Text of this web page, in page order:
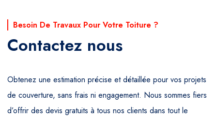
Besoin De Travaux Pour Votre Toiture ?
Contactez nous
Obtenez une estimation précise et détaillée pour vos projets
de couverture, sans frais ni engagement. Nous sommes fiers
d’offrir des devis gratuits à tous nos clients dans tout le